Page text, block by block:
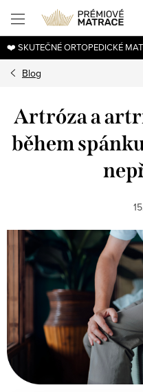
obsah
❤️ SKUTEČNÉ ORTOPEDICKÉ
Blog
Artróza a
během